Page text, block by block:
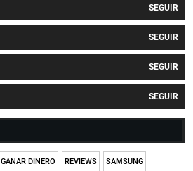
GANAR DINERO REVIEWS SAMSUNG